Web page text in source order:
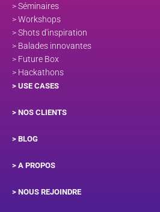
> Séminaires
> Workshops
> Shots d'inspiration
> Balades innovantes
> Future Box
> Hackathons
> USE CASES
> NOS CLIENTS
> BLOG
> A PROPOS
> NOUS REJOINDRE